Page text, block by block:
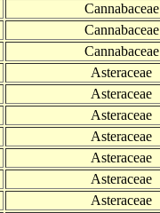
Cannabaceae
Cannabaceae
Cannabaceae
Asteraceae
Asteraceae
Asteraceae
Asteraceae
Asteraceae
Asteraceae
Asteraceae